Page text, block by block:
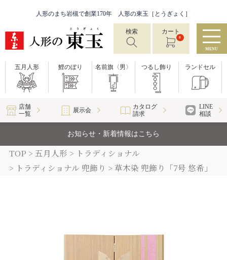
人形のまち岩槻で創業170年 人形の東玉［とうぎょく］
検索 カート
0
MENU
五月人形 鯉のぼり 名前旗〈男〉 つるし飾り ランドセル
店舗
一覧
展示会
カタログ
請求
LINE
相談
お知らせ・新着情報はこちら
TOP 五月人形
トラディショナル
トラディショナル 兜飾り
草木染 兜飾り「7号 悠希」